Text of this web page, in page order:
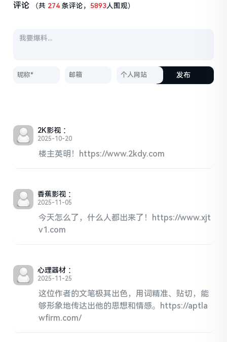
评论 （共 274 条评论， 5893人围观）
发布
2K影视 ：
2025-10-20
楼主英明！https://www.2kdy.com
香蕉影视 ：
2025-11-05
今天怎么了，什么人都出来了！https://www.xjt
v1.com
心理器材 ：
2025-11-25
这位作者的文笔极其出色，用词精准、贴切，能
够形象地传达出他的思想和情感。https://aptla
wfirm.com/